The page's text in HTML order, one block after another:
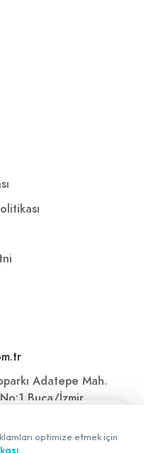
Adatepe Mah.
Buca/İzmir
optimize etmek için
✖